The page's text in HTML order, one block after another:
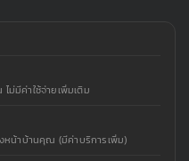
มีค่าใช้จ่ายเพิ่มเติม
หน้าบ้านคุณ (มีค่าบริการเพิ่ม)